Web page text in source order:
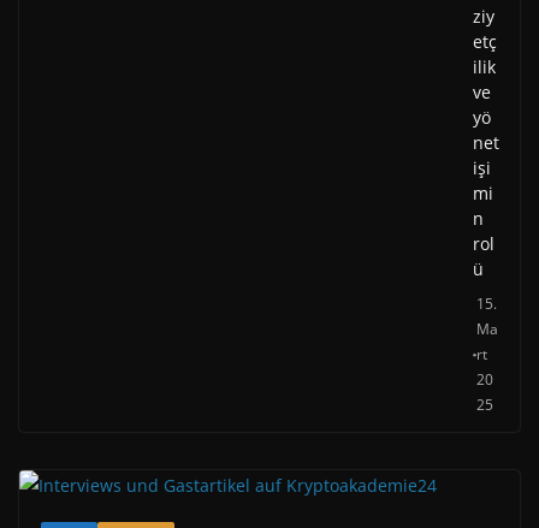
ziy
etç
ilik
ve
yö
net
işi
mi
n
rol
ü
15.
Ma
rt
20
25